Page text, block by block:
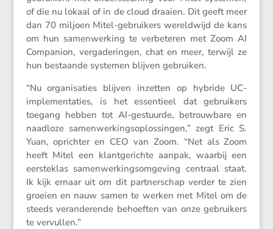
of die nu lokaal of in de cloud draaien. Dit geeft meer
dan 70 miljoen Mitel-gebrui­kers wereld­wijd de kans
om hun samen­wer­king te verbe­teren met Zoom AI
Compa­nion, verga­de­ringen, chat en meer, terwijl ze
hun bestaande systemen blijven gebruiken.
“Nu organi­sa­ties blijven inzetten op hybride UC-
imple­men­ta­ties, is het essen­tieel dat gebrui­kers
toegang hebben tot AI-gestuurde, betrouw­bare en
naadloze samen­wer­kings­op­los­singen,” zegt Eric S.
Yuan, oprichter en CEO van Zoom. “Net als Zoom
heeft Mitel een klant­ge­richte aanpak, waarbij een
eerste­klas samen­wer­kingsom­ge­ving centraal staat.
Ik kijk ernaar uit om dit partner­schap verder te zien
groeien en nauw samen te werken met Mitel om de
steeds veran­de­rende behoeften van onze gebrui­kers
te vervullen.”